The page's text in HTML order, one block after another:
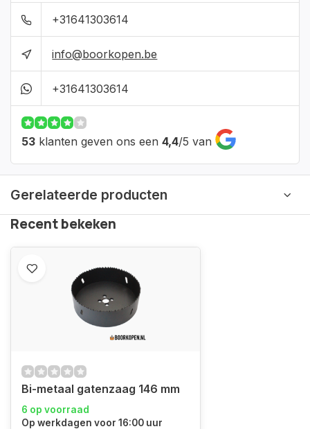
+31641303614
info@boorkopen.be
+31641303614
53 klanten geven ons een 4,4/5 van
Gerelateerde producten
Recent bekeken
Bi-metaal gatenzaag 146 mm
6 op voorraad
Op werkdagen voor 16:00 uur